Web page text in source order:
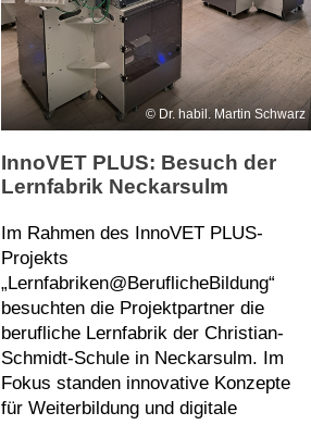
Dr. habil. Martin Schwarz
InnoVET PLUS: Besuch der
Lernfabrik Neckarsulm
Im Rahmen des InnoVET PLUS-
Projekts
„Lernfabriken@BeruflicheBildung“
besuchten die Projektpartner die
berufliche Lernfabrik der Christian-
Schmidt-Schule in Neckarsulm. Im
Fokus standen innovative Konzepte
für Weiterbildung und digitale